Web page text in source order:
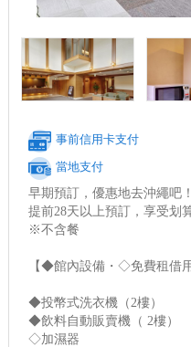
事前信用卡支付
當地支付
早期預訂，優惠地去沖繩吧！
提前28天以上預訂，享受
※不含餐
【◆館內設備・◇免費租借用
◆投幣式洗衣機（2樓）
◆飲料自動販賣機（ 2樓）
◇加濕器